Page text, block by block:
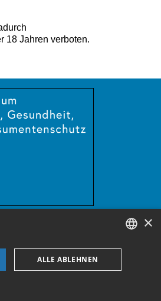
18 Jahren verboten.
×
ALLE ABLEHNEN